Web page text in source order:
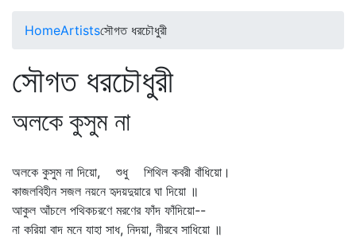
HomeArtistsসৌগত ধরচৌধুরী
সৌগত ধরচৌধুরী
অলকে কুসুম না
অলকে কুসুম না দিয়ো, শুধু শিথিল কবরী বাঁধিয়ো।
কাজলবিহীন সজল নয়নে হৃদয়দুয়ারে ঘা দিয়ো ॥
আকুল আঁচলে পথিকচরণে মরণের ফাঁদ ফাঁদিয়ো--
না করিয়া বাদ মনে যাহা সাধ, নিদয়া, নীরবে সাধিয়ো ॥